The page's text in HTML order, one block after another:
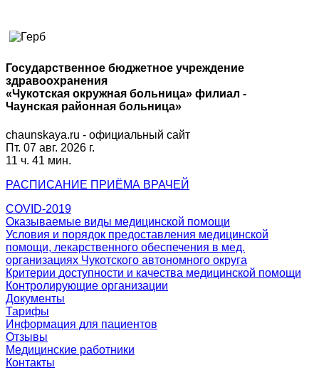
Государственное бюджетное учреждение
здравоохранения
«Чукотская окружная больница» филиал -
Чаунская районная больница»
chaunskaya.ru - официальный сайт
Пт. 07 авг. 2026 г.
11 ч. 41 мин.
РАСПИСАНИЕ ПРИЁМА ВРАЧЕЙ
COVID-2019
Оказываемые виды медицинской помощи
Условия и порядок предоставления медицинской
помощи, лекарственного обеспечения в мед.
организациях Чукотского автономного округа
Критерии доступности и качества медицинской помощи
Контролирующие организации
Документы
Тарифы
Информация для пациентов
Отзывы
Медицинские работники
Контакты